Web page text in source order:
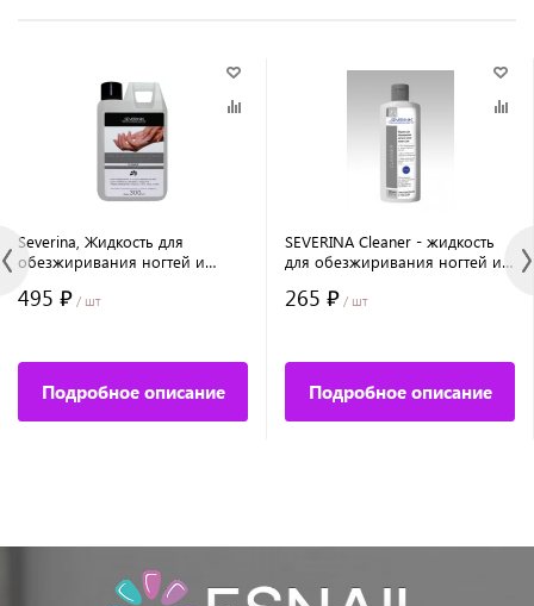
Severina, Жидкость для
обезжиривания ногтей и
CLEANER, 300 мл.
495 ₽ / шт
Подробное описание
SEVERINA Cleaner - жидкость
для обезжиривания ногтей и
265 ₽ / шт
Подробное описание